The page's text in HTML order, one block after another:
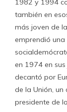
1982 y 1994
también en
más joven de
emprendió
en 1974 en
decantó por
de la Unión,
presidente de